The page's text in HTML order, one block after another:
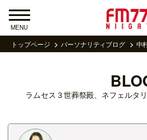
MENU
トップページ パーソナリティブログ 中
ラムセス３世葬祭殿、ネフェルタ